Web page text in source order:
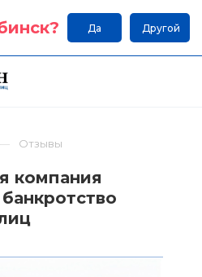
? Да Другой
Отзывы
компания